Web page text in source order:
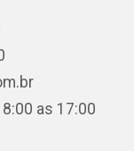
as 17:00